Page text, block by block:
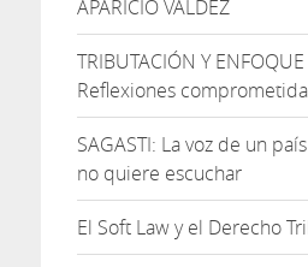
APARICIO VALDEZ
TRIBUTACIÓN Y
Reflexiones
SAGASTI: La voz de un
no quiere escuchar
El Soft Law y el Derecho